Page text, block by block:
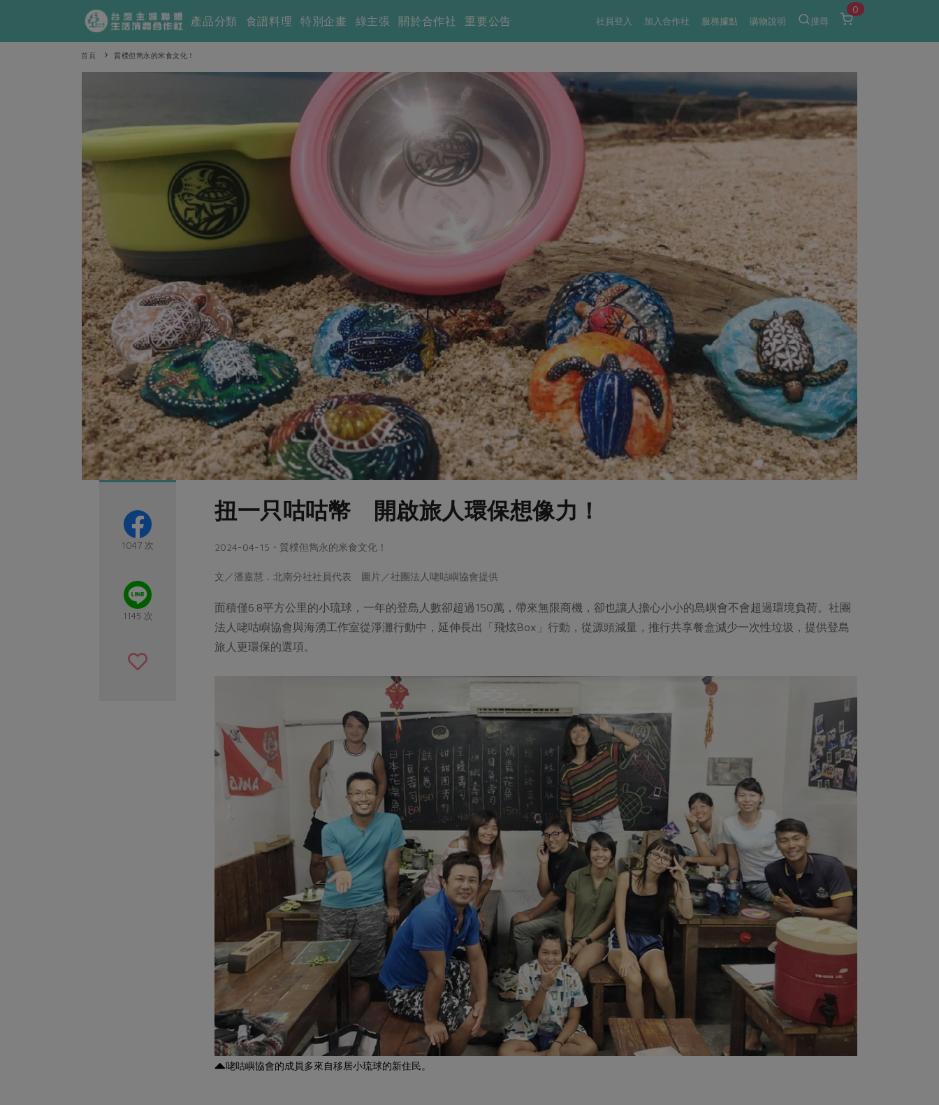
社員登入 加入合作社 服務據點 購物說明 搜尋
0
產品分類 食譜料理 特別企畫 綠主張 關於合作社 重要公告
首頁 質樸但雋永的米食文化！
1047 次
1145 次
扭一只咕咕幣 開啟旅人環保想像力！
2024-04-15・質樸但雋永的米食文化！
文／潘嘉慧．北南分社社員代表 圖片／社團法人咾咕嶼協會提供
面積僅6.8平方公里的小琉球，一年的登島人數卻超過150萬，帶來無限商機，卻也讓人擔心小小的島嶼會不會超過環境負荷。社團
法人咾咕嶼協會與海湧工作室從淨灘行動中，延伸長出「飛炫Box」行動，從源頭減量，推行共享餐盒減少一次性垃圾，提供登島
旅人更環保的選項。
咾咕嶼協會的成員多來自移居小琉球的新住民。